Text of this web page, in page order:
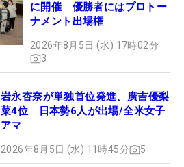
に開催 優勝者にはプロトー
ナメント出場権
2026年8月5日 (水) 17時02分
3
岩永杏奈が単独首位発進、廣吉優梨
菜4位 日本勢6人が出場/全米女子
アマ
2026年8月5日 (水) 11時45分 5